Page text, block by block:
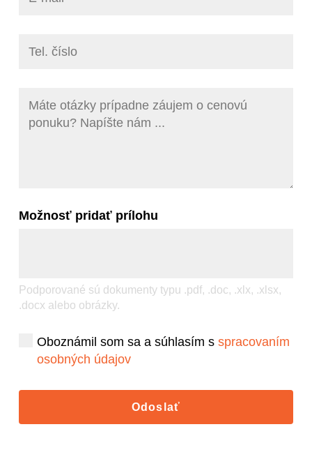
Kontakt
Možnosť pridať prílohu
Podporované sú dokumenty typu .pdf, .doc, .xlx, .xlsx,
.docx alebo obrázky.
Oboznámil som sa a súhlasím s spracovaním
osobných údajov
Odoslať